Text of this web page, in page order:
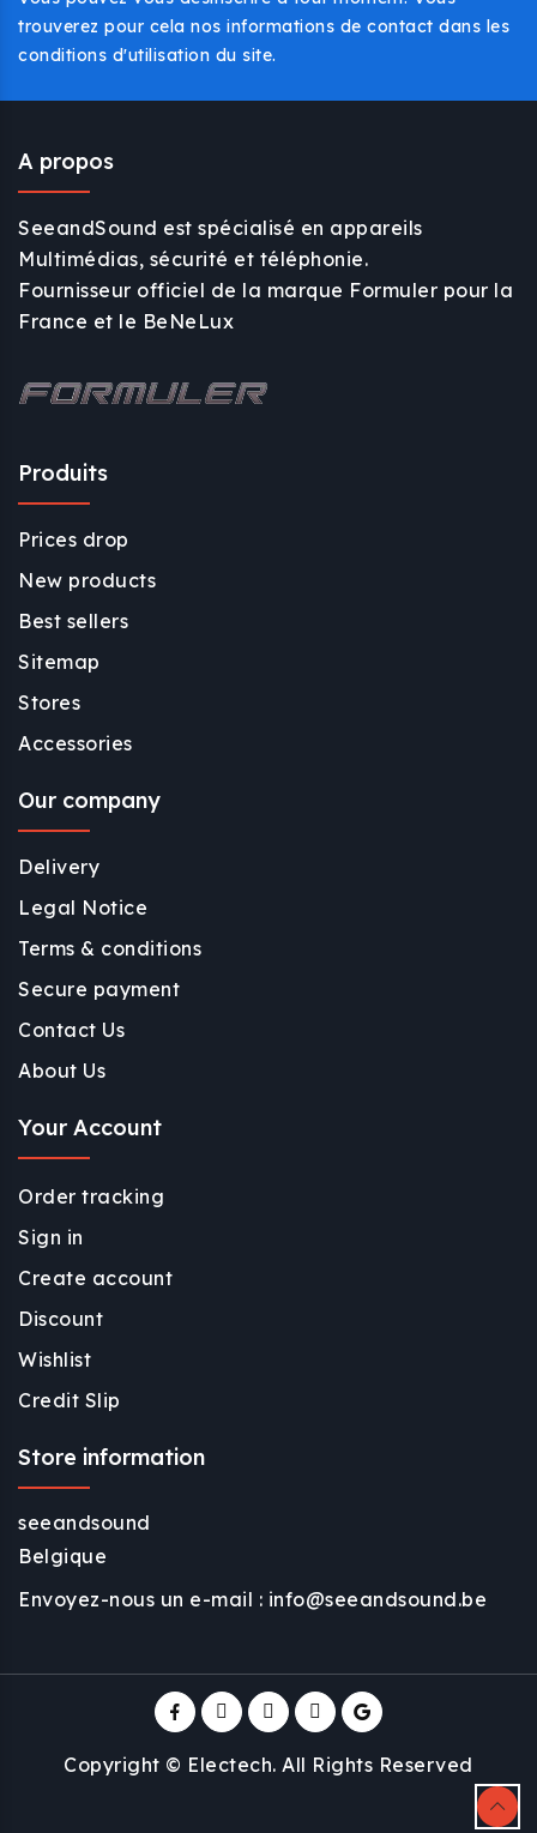
trouverez pour cela nos informations de contact dans les
conditions d'utilisation du site.
A propos
SeeandSound est spécialisé en appareils
Multimédias, sécurité et téléphonie.
Fournisseur officiel de la marque Formuler pour la
France et le BeNeLux
Produits
Prices drop
New products
Best sellers
Sitemap
Stores
Accessories
Our company
Delivery
Legal Notice
Terms & conditions
Secure payment
Contact Us
About Us
Your Account
Order tracking
Sign in
Create account
Discount
Wishlist
Credit Slip
Store information
seeandsound
Belgique
Envoyez-nous un e-mail : info@seeandsound.be
Copyright © Electech. All Rights Reserved